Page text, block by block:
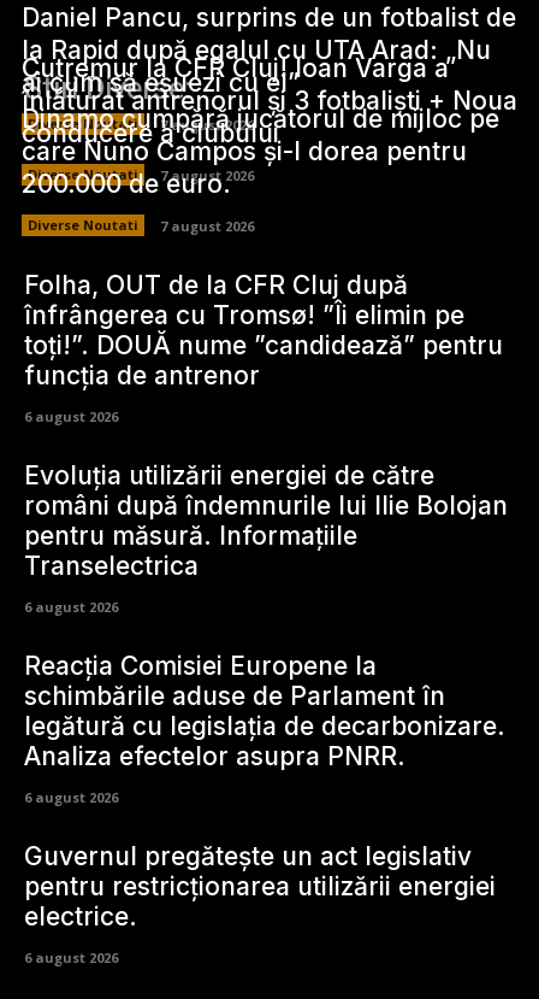
Stiri Diverse:
Daniel Pancu, surprins de un fotbalist de
la Rapid după egalul cu UTA Arad: „Nu
ai cum să eșuezi cu el”
Diverse Noutati 7 august 2026
Cutremur la CFR Cluj! Ioan Varga a
înlăturat antrenorul și 3 fotbaliști + Noua
conducere a clubului
Diverse Noutati 7 august 2026
Dinamo cumpără jucătorul de mijloc pe
care Nuno Campos și-l dorea pentru
200.000 de euro.
Diverse Noutati 7 august 2026
Folha, OUT de la CFR Cluj după
înfrângerea cu Tromsø! ”Îi elimin pe
toți!”. DOUĂ nume ”candidează” pentru
funcția de antrenor
6 august 2026
Evoluția utilizării energiei de către
români după îndemnurile lui Ilie Bolojan
pentru măsură. Informațiile
Transelectrica
6 august 2026
Reacția Comisiei Europene la
schimbările aduse de Parlament în
legătură cu legislația de decarbonizare.
Analiza efectelor asupra PNRR.
6 august 2026
Guvernul pregătește un act legislativ
pentru restricționarea utilizării energiei
electrice.
6 august 2026